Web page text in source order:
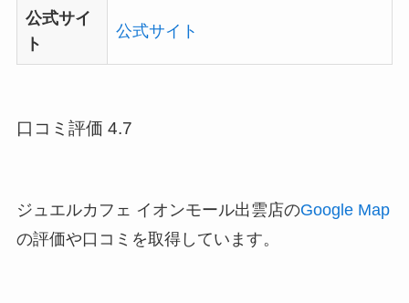
公式サイ
ト
公式サイト
口コミ評価 4.7
ジュエルカフェ イオンモール出雲店のGoogle Map
の評価や口コミを取得しています。